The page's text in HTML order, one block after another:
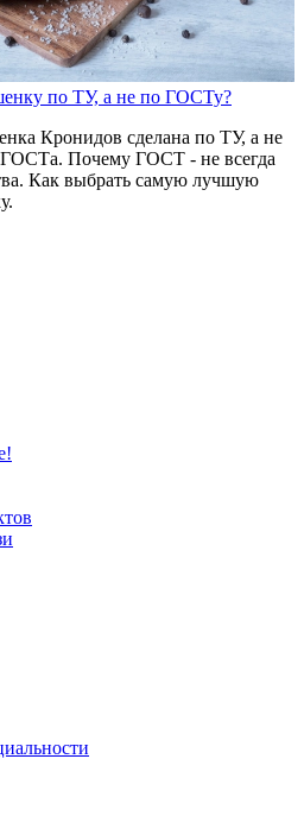
по ТУ, а не по ГОСТу?
Кронидов сделана по ТУ, а не
Почему ГОСТ - не всегда
Как выбрать самую лучшую